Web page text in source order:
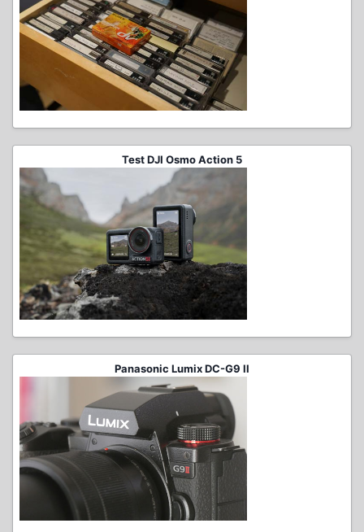
Test DJI Osmo Action 5
Panasonic Lumix DC-G9 II